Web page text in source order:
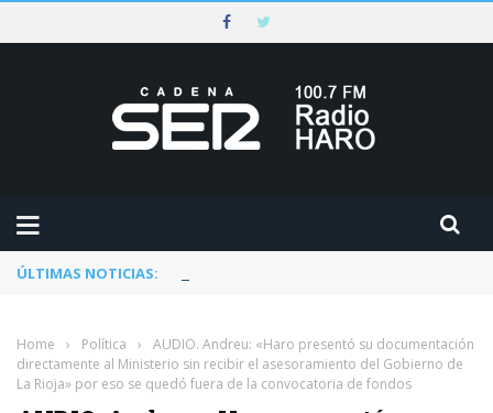
ÚLTIMAS NOTICIAS:
Home › Política ›
AUDIO. Andreu: «Haro presentó su documentación
directamente al Ministerio sin recibir el asesoramiento del Gobierno de
La Rioja» por eso se quedó fuera de la convocatoria de fondos